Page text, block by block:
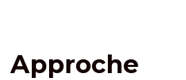
Approche